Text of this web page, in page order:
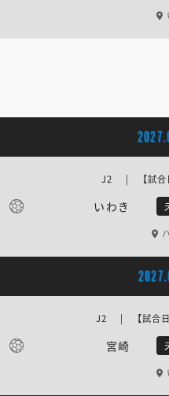
いわき
J2 | 【試合
宮崎
J2 | 【試合日